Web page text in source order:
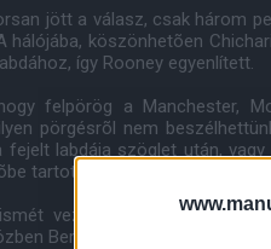
jött a válasz, csak három
hálójába, köszönhetõen
így Rooney egyenlített.
felpörög a Manchester,
pörgésrõl nem
fejelt labdája szöglet után,
tartott.
vezetéshez jutott Steve
Berahino 15 méterrõl talált a